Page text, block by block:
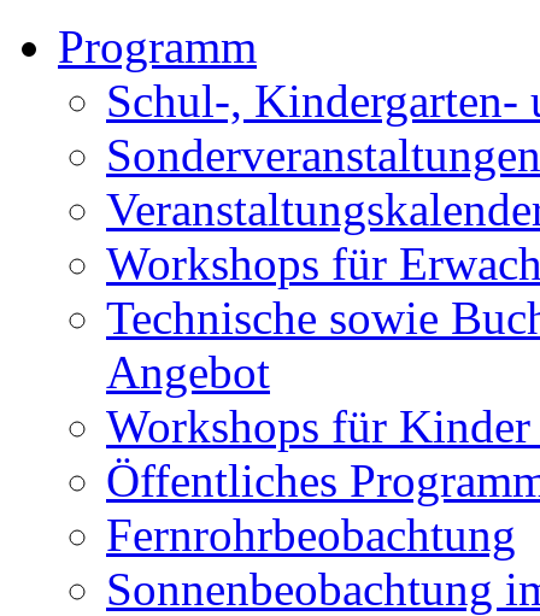
Programm
Schul-, Kindergarten-
Sonderveranstaltungen
Workshops für
Technische sowie
Angebot
Workshops für
Öffentliches
Fernrohrbeobachtung
Sonnenbeobachtung